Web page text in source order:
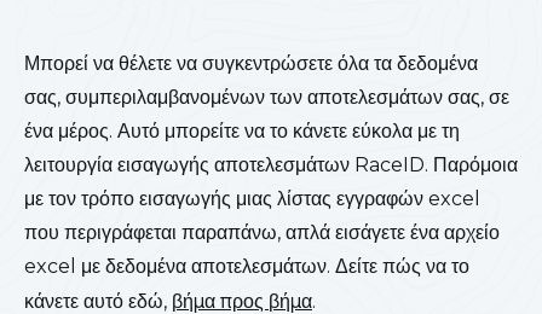
Μπορεί να θέλετε να συγκεντρώσετε όλα τα δεδομένα
σας, συμπεριλαμβανομένων των αποτελεσμάτων σας, σε
ένα μέρος. Αυτό μπορείτε να το κάνετε εύκολα με τη
λειτουργία εισαγωγής αποτελεσμάτων RaceID. Παρόμοια
με τον τρόπο εισαγωγής μιας λίστας εγγραφών excel
που περιγράφεται παραπάνω, απλά εισάγετε ένα αρχείο
excel με δεδομένα αποτελεσμάτων. Δείτε πώς να το
κάνετε αυτό εδώ, βήμα προς βήμα.